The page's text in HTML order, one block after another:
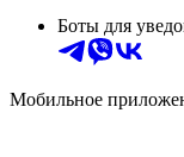
Боты для
Мобильное